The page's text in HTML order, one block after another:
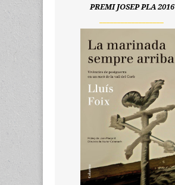
PREMI JOSEP PLA 2016